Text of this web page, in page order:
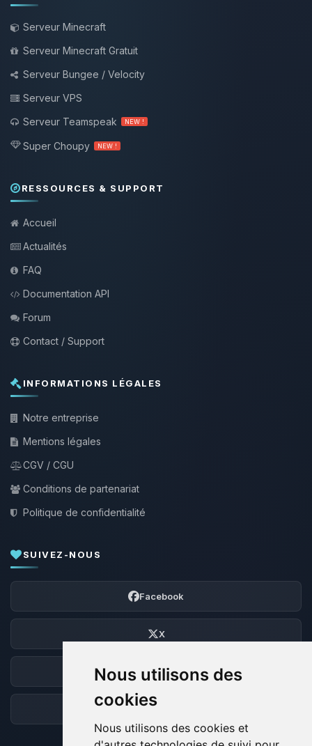
Nous utilisons des
cookies
Nous utilisons des cookies et
Serveur Minecraft
Serveur Minecraft Gratuit
Serveur Bungee / Velocity
Serveur VPS
Serveur Teamspeak
NEW !
Super Choupy NEW !
RESSOURCES & SUPPORT
Accueil
Actualités
FAQ
Documentation API
Forum
Contact / Support
INFORMATIONS LÉGALES
Notre entreprise
Mentions légales
CGV / CGU
Conditions de partenariat
Politique de confidentialité
SUIVEZ-NOUS
Facebook
X
Discord
Forum